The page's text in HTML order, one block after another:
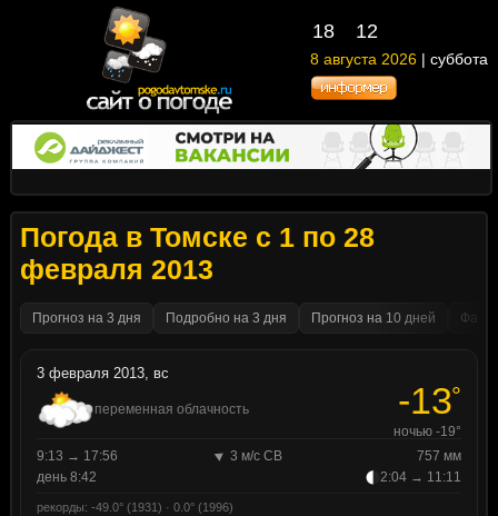
18 12
8 августа 2026 | суббота
Погода в Томске с 1 по 28
февраля 2013
Прогноз на 3 дня Подробно на 3 дня Прогноз на 10 дней
3 февраля 2013, вс
переменная облачность -13°
ночью -19°
9:13 → 17:56
3 м/с СВ
757 мм
день 8:42
2:04 → 11:11
рекорды: -49.0° (1931) · 0.0° (1996)